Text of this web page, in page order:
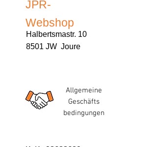
JPR-
Webshop
Halbertsmastr. 10
8501 JW Joure
Allgemeine
Geschäfts
bedingungen